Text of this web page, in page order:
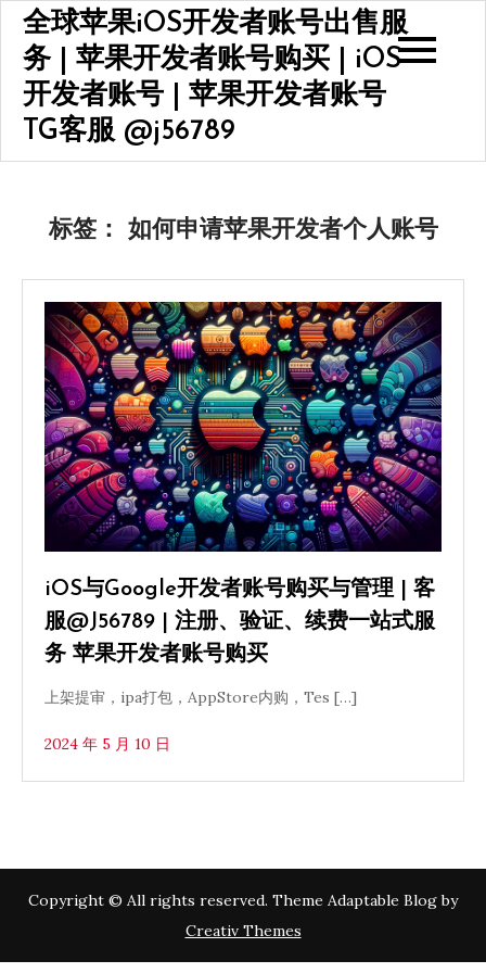
Skip
content
全球苹果iOS开发者账号出售服
务 | 苹果开发者账号购买 | iOS
开发者账号 | 苹果开发者账号
TG客服 @j56789
标签： 如何申请苹果开发者个人账号
iOS与Google开发者账号购买与管理 | 客
服@J56789 | 注册、验证、续费一站式服
务 苹果开发者账号购买
上架提审，ipa打包，AppStore内购，Tes […]
2024 年 5 月 10 日
Copyright © All rights reserved. Theme Adaptable Blog by
Creativ Themes